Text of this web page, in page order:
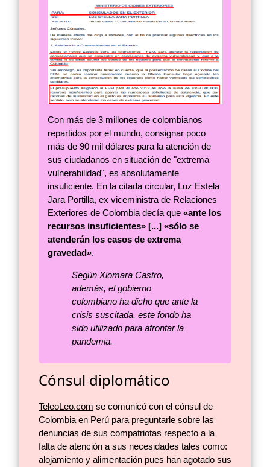
Con más de 3 millones de colombianos
repartidos por el mundo, consignar poco
más de 90 mil dólares para la atención de
sus ciudadanos en situación de "extrema
vulnerabilidad", es absolutamente
insuficiente. En la citada circular, Luz Estela
Jara Portilla, ex viceministra de Relaciones
Exteriores de Colombia decía que «ante los
recursos insuficientes» [...] «sólo se
atenderán los casos de extrema
gravedad».
Según Xiomara Castro,
además, el gobierno
colombiano ha dicho que ante la
crisis suscitada, este fondo ha
sido utilizado para afrontar la
pandemia.
Cónsul diplomático
TeleoLeo.com se comunicó con el cónsul de
Colombia en Perú para preguntarle sobre las
denuncias de sus compatriotas respecto a la
falta de atención a sus necesidades tales como:
alojamiento y alimentación pues han agotado sus